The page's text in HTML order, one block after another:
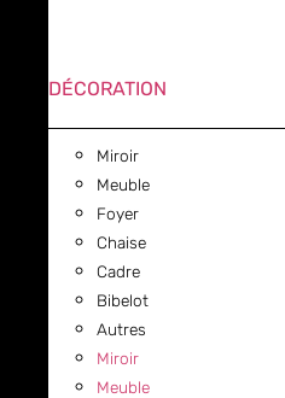
DÉCORATION
Miroir
Meuble
Foyer
Chaise
Cadre
Bibelot
Autres
Miroir
Meuble